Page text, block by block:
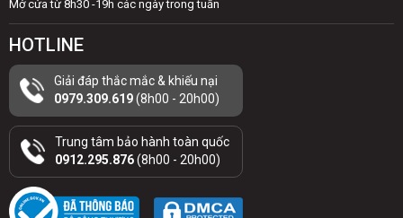
Mở cửa từ 8h30 -19h các ngày trong tuần
HOTLINE
Giải đáp thắc mắc & khiếu nại
0979.309.619(8h00 - 20h00)
Trung tâm bảo hành toàn quốc
0912.295.876(8h00 - 20h00)